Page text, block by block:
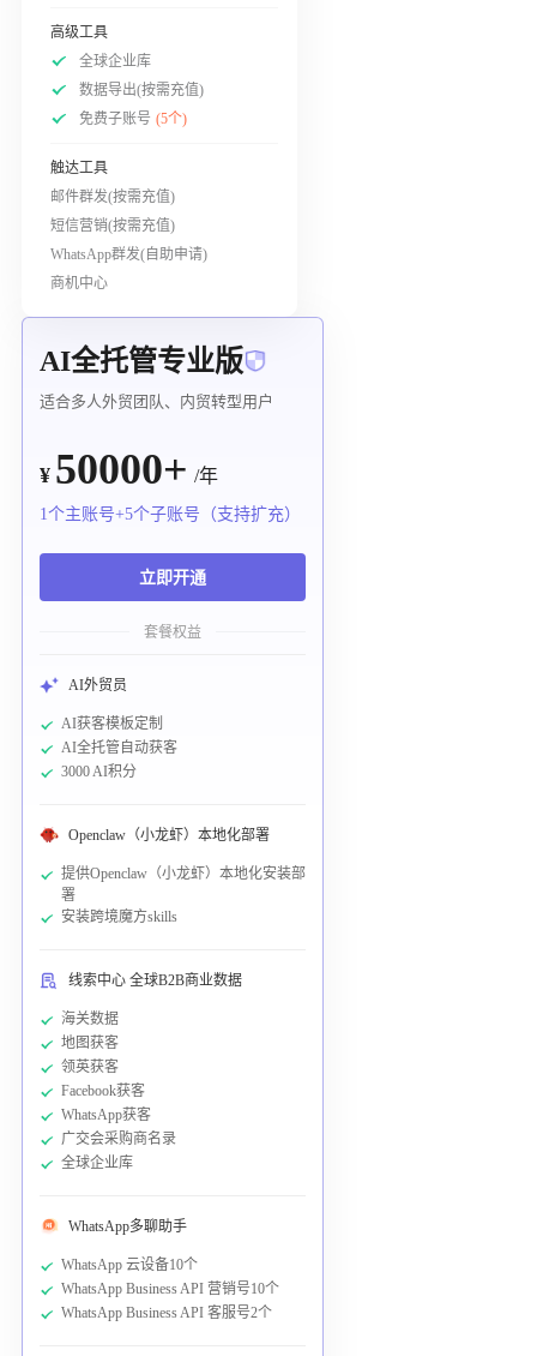
高级工具
全球企业库
数据导出(按需充值)
免费子账号 (5个)
触达工具
邮件群发(按需充值)
短信营销(按需充值)
WhatsApp群发(自助申请)
商机中心
AI全托管专业版
适合多人外贸团队、内贸转型用户
¥ 50000+ /年
1个主账号+5个子账号（支持扩充）
立即开通
套餐权益
AI外贸员
AI获客模板定制
AI全托管自动获客
3000 AI积分
Openclaw（小龙虾）本地化部署
提供Openclaw（小龙虾）本地化安装部
署
安装跨境魔方skills
线索中心 全球B2B商业数据
海关数据
地图获客
领英获客
Facebook获客
WhatsApp获客
广交会采购商名录
全球企业库
WhatsApp多聊助手
WhatsApp 云设备10个
WhatsApp Business API 营销号10个
WhatsApp Business API 客服号2个